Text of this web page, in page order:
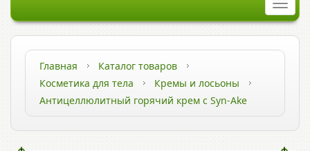
Главная
Каталог товаров
Косметика для тела
Кремы и лосьоны
Антицеллюлитный горячий крем с Syn-Ake